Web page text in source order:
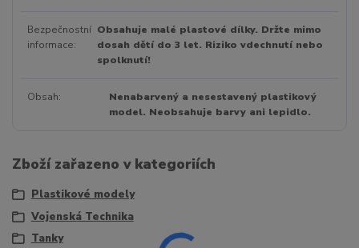
Bezpečnostní
informace
Obsahuje malé plastové dílky. Držte mimo
dosah dětí do 3 let. Riziko vdechnutí nebo
spolknutí!
Obsah
Nenabarvený a nesestavený plastikový
model. Neobsahuje barvy ani lepidlo.
Zboží zařazeno v kategoriích
Plastikové modely
Vojenská Technika
Tanky